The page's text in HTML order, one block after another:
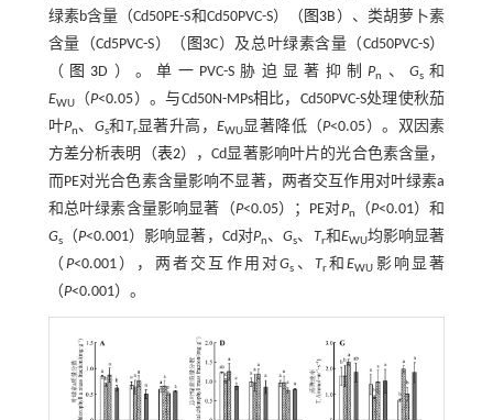
绿素b含量（Cd50PE-S和Cd50PVC-S）（ 图3B）、类胡萝卜素
含量（Cd5PVC-S）（ 图3C）及总叶绿素含量（Cd50PVC-S）
（ 图3D）。单一PVC-S胁迫显著抑制Pn 、Gs 和
EWU（P<0.05）。与Cd50N-MPs相比，Cd50PVC-S处理使秋茄
叶Pn、 Gs和 Tr显著升高，EWU显著降低（P<0.05）。双因素
方差分析表明（表2），Cd显著影响叶片的光合色素含量，
而PE对光合色素含量影响不显著，两者交互作用对叶绿素a
和总叶绿素含量影响显著（P<0.05）；PE对Pn （P<0.01）和
Gs（P<0.001）影响显著，Cd对Pn、Gs、 Tr和EWU均影响显著
（ P<0.001），两者交互作用对Gs 、 Tr和EWU 影响显著
（P<0.001）。